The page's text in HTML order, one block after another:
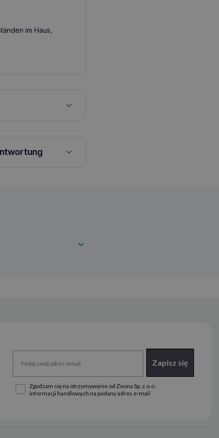
im Haus,
Zapisz się
Zgadzam się na otrzymywanie od Zoona Sp. z o.o.
informacji handlowych na podany adres e-mail